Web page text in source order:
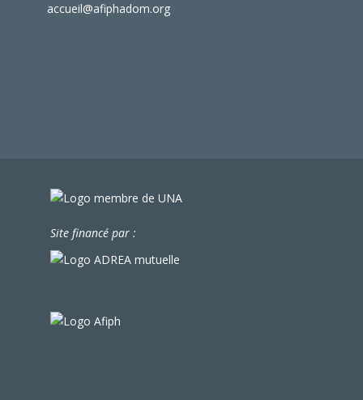
accueil@afiphadom.org
Site financé par :